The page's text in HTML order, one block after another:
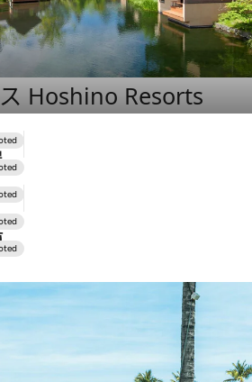
Hoshino Resorts